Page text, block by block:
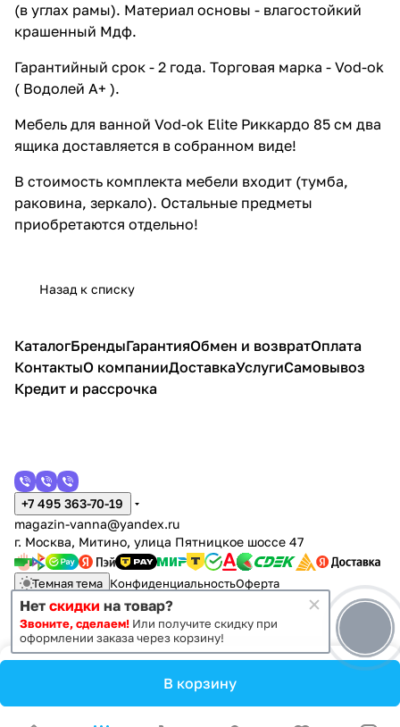
(в углах рамы). Материал основы - влагостойкий
крашенный Мдф.
Гарантийный срок - 2 года. Торговая марка - Vod-ok
( Водолей А+ ).
Мебель для ванной Vod-ok Elite Риккардо 85 см два
ящика доставляется в собранном виде!
В стоимость комплекта мебели входит (тумба,
раковина, зеркало). Остальные предметы
приобретаются отдельно!
Назад к списку
В корзину
КаталогБрендыГарантияОбмен и возвратОплата
КонтактыО компанииДоставкаУслугиСамовывоз
Кредит и рассрочка
+7 495 363-70-19
magazin-vanna@yandex.ru
г. Москва, Митино, улица Пятницкое шоссе 47
Темная тема КонфиденциальностьОферта
© 2011 - 2026 Vanna-vanna.ru
Нет скидки на товар?
Звоните, сделаем! Или получите скидку при
оформлении заказа через корзину!